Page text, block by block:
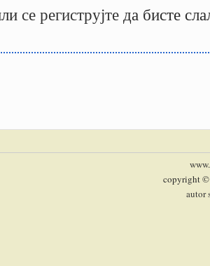
се региструјтеда бисте
copyright
autor